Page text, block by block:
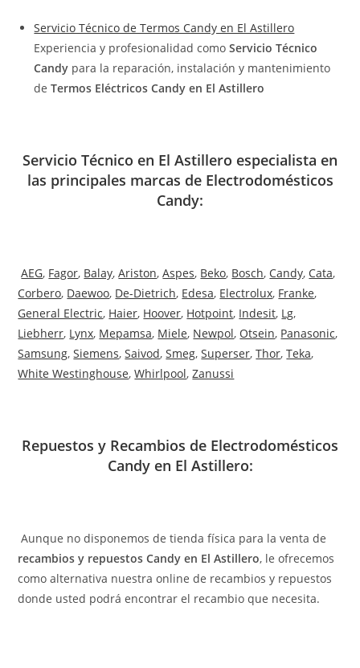
Servicio Técnico de Termos Candy en El Astillero
Experiencia y profesionalidad comoServicio Técnico
Candy para la reparación, instalación y mantenimiento
deTermos Eléctricos Candy en El Astillero
Servicio Técnico en El Astillero especialista en
las principales marcas de Electrodomésticos
Candy:
AEG, Fagor, Balay,Ariston,Aspes, Beko, Bosch, Candy, Cata,
Corbero, Daewoo, De-Dietrich, Edesa, Electrolux, Franke,
General Electric, Haier, Hoover, Hotpoint, Indesit, Lg,
Liebherr, Lynx, Mepamsa, Miele, Newpol, Otsein, Panasonic,
Samsung,Siemens,Saivod,Smeg,Superser,Thor,Teka,
White Westinghouse,Whirlpool,Zanussi
Repuestos y Recambios de Electrodomésticos
Candy en El Astillero:
Aunque no disponemos de tienda física para la venta de
recambios y repuestos Candy en El Astillero, le ofrecemos
como alternativa nuestra online de recambios y repuestos
donde usted podrá encontrar el recambio que necesita.